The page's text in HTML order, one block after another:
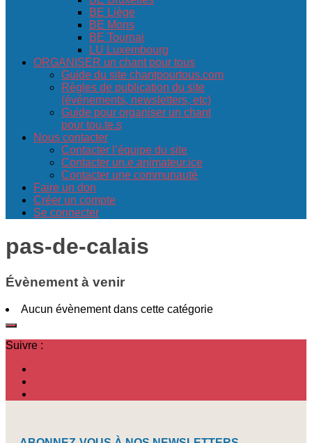
BE Liège
BE Mons
BE Tournai
LU Luxembourg
ORGANISER un chant pour tous
Guide du site chantpourtous.com
Règles de publication du site
(événements, newsletters, etc)
Guide pour organiser un chant
pour tou.te.s
Nous contacter
Contacter l’équipe du site
Contacter un.e animateur.ice
Contacter une communauté
Faire un don
Créer un compte
Se connecter
pas-de-calais
Évènement à venir
Aucun évènement dans cette catégorie
Suivre :